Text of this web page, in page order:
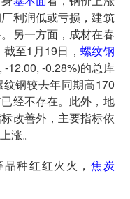
利润低或亏损，建筑
另一方面，成材在春
至1月19日， 螺纹钢
-12.00, -0.28%)的总库
钢较去年同期高170
经不存在。此外，地
改善外，主要指标依
涨。
种红红火火，焦炭